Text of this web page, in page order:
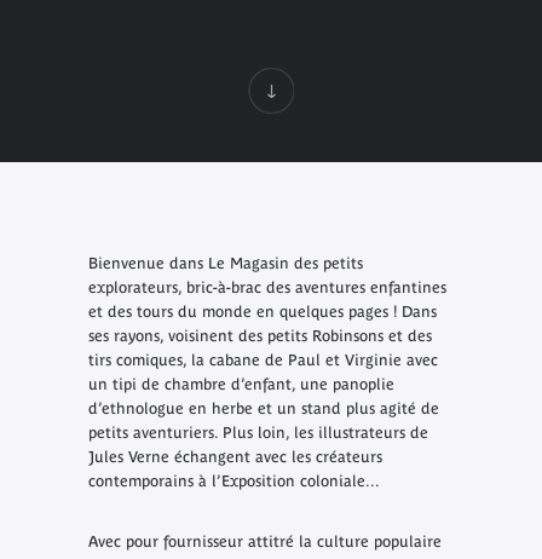
Bienvenue dans Le Magasin des petits
explorateurs, bric-à-brac des aventures enfantines
et des tours du monde en quelques pages ! Dans
ses rayons, voisinent des petits Robinsons et des
tirs comiques, la cabane de Paul et Virginie avec
un tipi de chambre d’enfant, une panoplie
d’ethnologue en herbe et un stand plus agité de
petits aventuriers. Plus loin, les illustrateurs de
Jules Verne échangent avec les créateurs
contemporains à l’Exposition coloniale...
Avec pour fournisseur attitré la culture populaire